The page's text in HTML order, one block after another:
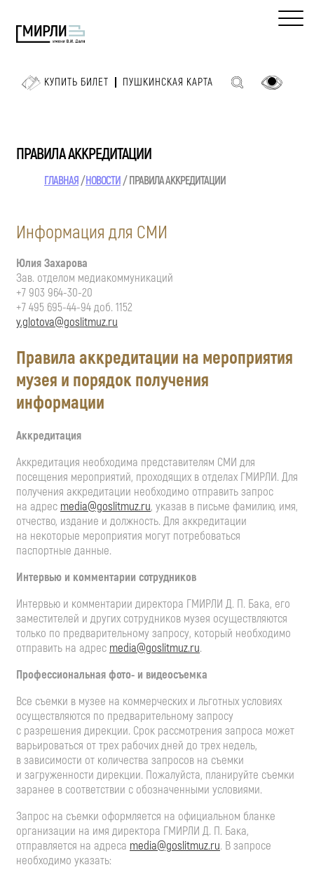
КУПИТЬ БИЛЕТ ПУШКИНСКАЯ КАРТА
ПРАВИЛА АККРЕДИТАЦИИ
ГЛАВНАЯ НОВОСТИ ПРАВИЛА АККРЕДИТАЦИИ
Информация для СМИ
Юлия Захарова
Зав. отделом медиакоммуникаций
+7 903 964-30-20
+7 495 695-44-94 доб. 1152
y.glotova@goslitmuz.ru
Правила аккредитации на мероприятия
музея и порядок получения
информации
Аккредитация
Аккредитация необходима представителям СМИ для
посещения мероприятий, проходящих в отделах ГМИРЛИ. Для
получения аккредитации необходимо отправить запрос
на адрес media@goslitmuz.ru, указав в письме фамилию, имя,
отчество, издание и должность. Для аккредитации
на некоторые мероприятия могут потребоваться
паспортные данные.
Интервью и комментарии сотрудников
Интервью и комментарии директора ГМИРЛИ Д. П. Бака, его
заместителей и других сотрудников музея осуществляются
только по предварительному запросу, который необходимо
отправить на адрес media@goslitmuz.ru.
Профессиональная фото- и видеосъемка
Все съемки в музее на коммерческих и льготных условиях
осуществляются по предварительному запросу
с разрешения дирекции. Срок рассмотрения запроса может
варьироваться от трех рабочих дней до трех недель,
в зависимости от количества запросов на съемки
и загруженности дирекции. Пожалуйста, планируйте съемки
заранее в соответствии с обозначенными условиями.
Запрос на съемки оформляется на официальном бланке
организации на имя директора ГМИРЛИ Д. П. Бака,
отправляется на адреса media@goslitmuz.ru. В запросе
необходимо указать: